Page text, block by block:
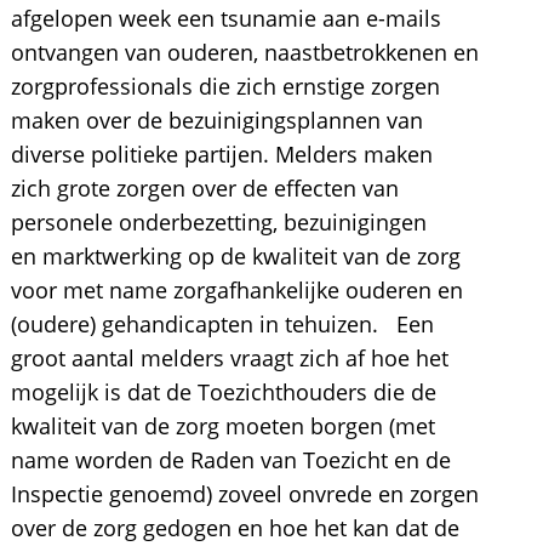
afgelopen week een tsunamie aan e-mails
ontvangen van ouderen, naastbetrokkenen en
zorgprofessionals die zich ernstige zorgen
maken over de bezuinigingsplannen van
diverse politieke partijen. Melders maken
zich grote zorgen over de effecten van
personele onderbezetting, bezuinigingen
en marktwerking op de kwaliteit van de zorg
voor met name zorgafhankelijke ouderen en
(oudere) gehandicapten in tehuizen. Een
groot aantal melders vraagt zich af hoe het
mogelijk is dat de Toezichthouders die de
kwaliteit van de zorg moeten borgen (met
name worden de Raden van Toezicht en de
Inspectie genoemd) zoveel onvrede en zorgen
over de zorg gedogen en hoe het kan dat de